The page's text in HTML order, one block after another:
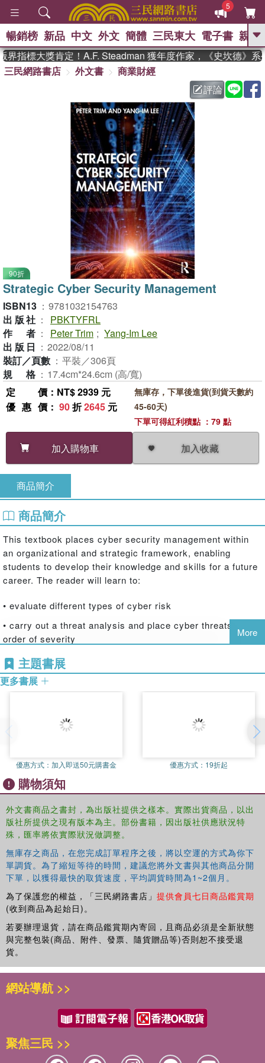
5
GO
熱搜： 東野圭吾
父親節 、 如果歷
暑期推薦 、 國際布克
獎 臺灣漫遊錄 、 方念華
登輝時代 、 數學女孩：黎曼猜想
偉大的迷走神經
暢銷榜 新品 中文 外文 簡體 三民東大 電子書 親子
指標大獎肯定！A.F. Steadman 獲年度作家，《史坎德》系
三民網路書店
外文書
商業財經
評論
90折
Strategic Cyber Security Management
ISBN13 ： 9781032154763
出版社 ：
PBKTYFRL
作者 ： Peter Trim ; Yang-Im Lee
出版日 ： 2022/08/11
裝訂／頁數 ： 平裝／306頁
規格 ： 17.4cm*24.6cm (高/寬)
定價 ：NT$ 2939 元
優惠價 ： 90折2645 元
加入購物車 加入收藏
無庫存，下單後進貨(到貨天數約
45-60天)
下單可得紅利積點 ：79 點
商品簡介
商品簡介
This textbook places cyber security management within
an organizational and strategic framework, enabling
students to develop their knowledge and skills for a future
career. The reader will learn to:
• evaluate different types of cyber risk
• carry out a threat analysis and place cyber threats in
order of severity
• formulate appropriate cyber security management policy
• establish an organization-specific intelligence framework
Learning objectives, chapter summaries and further
reading in each chapter provide structure and routes to
further in-depth research. Firm theoretical grounding is
coupled with short problem-based case studies reflecting
a range of organizations and perspectives, illustrating how
the theory translates to practice, with each case study
followed by a set of questions to encourage understanding
and analysis. Non-technical and comprehensive, this
textbook shows final year undergraduate students and
postgraduate students of Cyber Security Management, as
approach to the management of cyber security. Online
resources include PowerPoint slides, an instructor's
manual and a test bank of questions.
More
主題書展
更多書展
優惠方式： 加入即送50元購書金 優惠方式： 19折起
購物須知
外文書商品之書封，為出版社提供之樣本。實際出貨商品，以出
版社所提供之現有版本為主。部份書籍，因出版社供應狀況特
殊，匯率將依實際狀況做調整。
無庫存之商品，在您完成訂單程序之後，將以空運的方式為你下
單調貨。為了縮短等待的時間，建議您將外文書與其他商品分開
下單，以獲得最快的取貨速度，平均調貨時間為1~2個月。
為了保護您的權益，「三民網路書店」 提供會員七日商品鑑賞期
(收到商品為起始日)。
若要辦理退貨，請在商品鑑賞期內寄回，且商品必須是全新狀態
與完整包裝(商品、附件、發票、隨貨贈品等)否則恕不接受退
貨。
網站導航 >>
聚焦三民 >>